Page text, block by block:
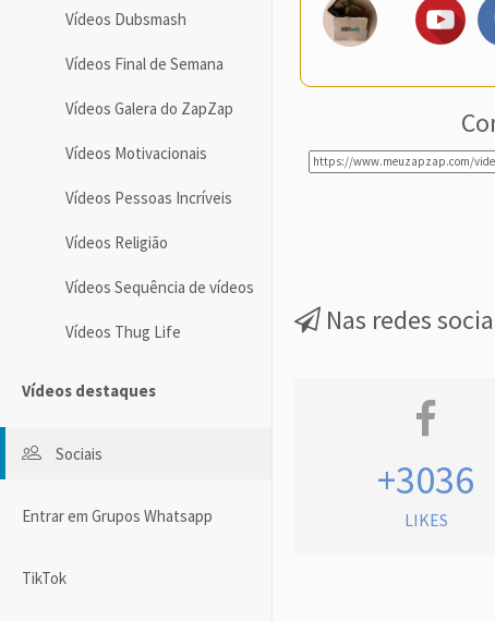
Vídeos Dubsmash
Vídeos Final de Semana
Vídeos Galera do ZapZap
Vídeos Motivacionais
Vídeos Pessoas Incríveis
Vídeos Religião
Vídeos Sequência de vídeos
Vídeos Thug Life
Vídeos destaques
Sociais
Entrar em Grupos Whatsapp
TikTok
Nas redes
+3036
LIKES